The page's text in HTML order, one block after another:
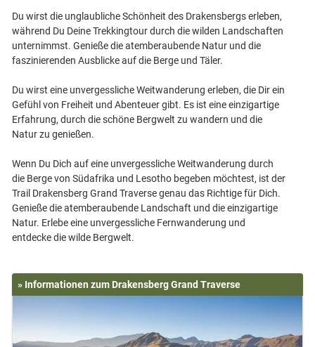
Du wirst die unglaubliche Schönheit des Drakensbergs erleben,
während Du Deine Trekkingtour durch die wilden Landschaften
unternimmst. Genieße die atemberaubende Natur und die
faszinierenden Ausblicke auf die Berge und Täler.
Du wirst eine unvergessliche Weitwanderung erleben, die Dir ein
Gefühl von Freiheit und Abenteuer gibt. Es ist eine einzigartige
Erfahrung, durch die schöne Bergwelt zu wandern und die
Natur zu genießen.
Wenn Du Dich auf eine unvergessliche Weitwanderung durch
die Berge von Südafrika und Lesotho begeben möchtest, ist der
Trail Drakensberg Grand Traverse genau das Richtige für Dich.
Genieße die atemberaubende Landschaft und die einzigartige
Natur. Erlebe eine unvergessliche Fernwanderung und
» Informationen zum Drakensberg Grand Traverse